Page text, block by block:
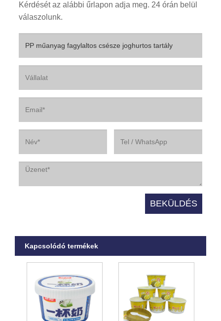
Kérdését az alábbi űrlapon adja meg. 24 órán belül
válaszolunk.
Kapcsolódó termékek